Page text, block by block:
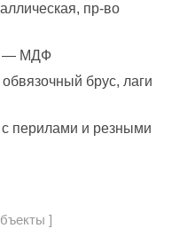
пр-во
— МДФ
брус, лаги
перилами и резными
]